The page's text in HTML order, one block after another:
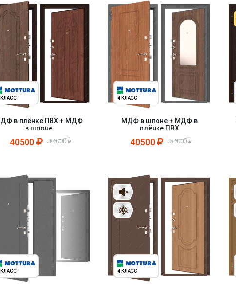
КЛАСС
в плёнке ПВХ + МДФ
в шпоне
40500 54000
4 КЛАСС
МДФ в шпоне + МДФ в
плёнке ПВХ
40500 54000
КЛАСС 4 КЛАСС